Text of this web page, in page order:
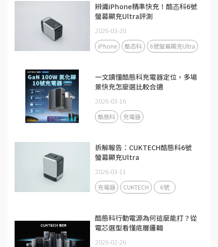
辨識iPhone精準快充！酷态科6號
螢幕顯充Ultra評測
2026-03-20
iPhone 酷态科 6號螢幕顯充Ultra
一文讀懂酷態科充電器定位，多場
景快充怎麼選比較合適
2026-03-16
酷態科 充電器
拆解報告：CUKTECH酷態科6號
螢幕顯充Ultra
2026-03-11
充電器 CUKTECH 6號
酷態科行動電源為何這麼能打？從
電芯選型看懂底層邏輯
2026-02-26